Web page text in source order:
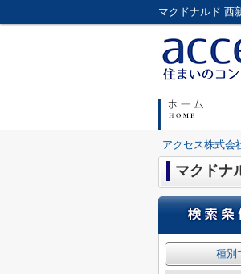
アクセス株式会
マクドナ
種別